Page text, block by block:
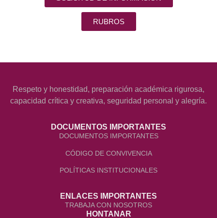
RUBROS
Respeto y honestidad, preparación académica rigurosa,
capacidad crítica y creativa, seguridad personal y alegría.
DOCUMENTOS IMPORTANTES
DOCUMENTOS IMPORTANTES
CÓDIGO DE CONVIVENCIA
POLÍTICAS INSTITUCIONALES
ENLACES IMPORTANTES
TRABAJA CON NOSOTROS
HONTANAR